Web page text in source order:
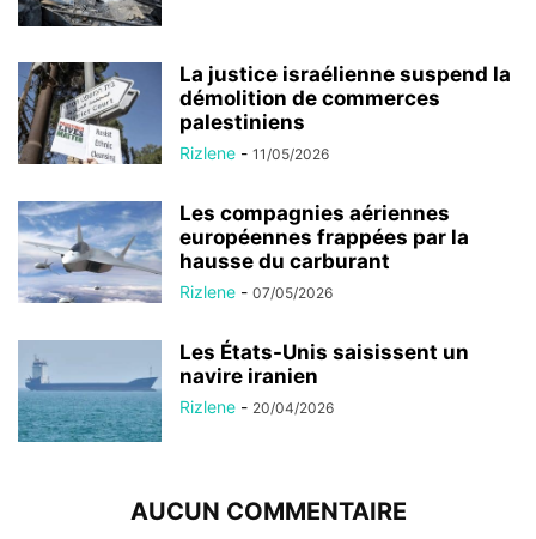
La justice israélienne suspend la
démolition de commerces
palestiniens
Rizlene - 11/05/2026
Les compagnies aériennes
européennes frappées par la
hausse du carburant
Rizlene - 07/05/2026
Les États-Unis saisissent un
navire iranien
Rizlene - 20/04/2026
AUCUN COMMENTAIRE